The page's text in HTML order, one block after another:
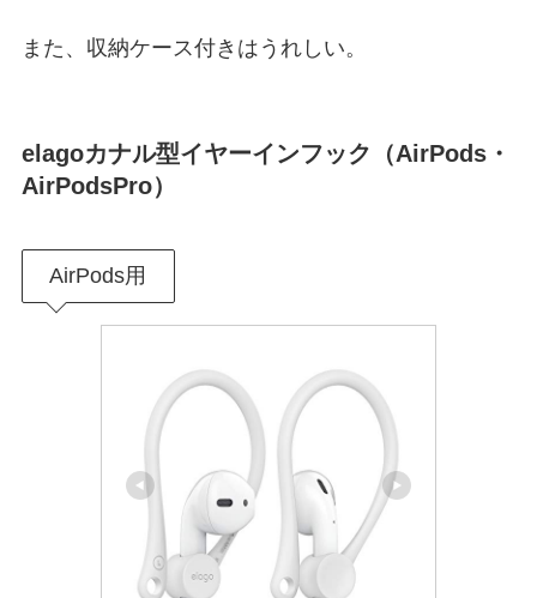
また、収納ケース付きはうれしい。
elagoカナル型イヤーインフック（AirPods・
AirPodsPro）
AirPods用